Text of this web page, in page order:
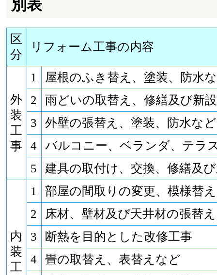
別表
区
分
リフォーム工事の内容
外
装
工
事
1
屋根のふき替え、塗装、防水
2
雨どいの取替え、修繕及び新設
3
外壁の張替え、塗装、防水な
4
バルコニー、ベランダ、テラ
5
建具の取付け、交換、修繕及
内
装
工
1
部屋の間取りの変更、模様替
2
床材、壁材及び天井材の張替
3
断熱を目的とした改修工事
4
畳の取替え、表替えなど